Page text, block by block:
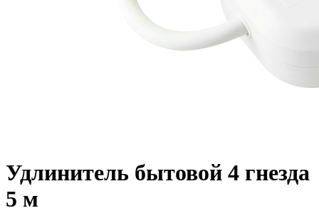
Удлинитель бытовой 4 гнезда
5 м